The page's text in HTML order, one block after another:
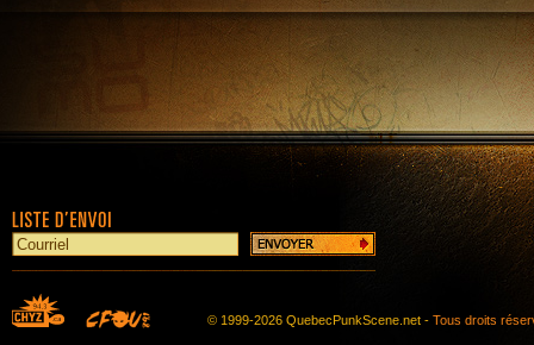
© 1999-2026 QuebecPunkScene.net - Tous droits